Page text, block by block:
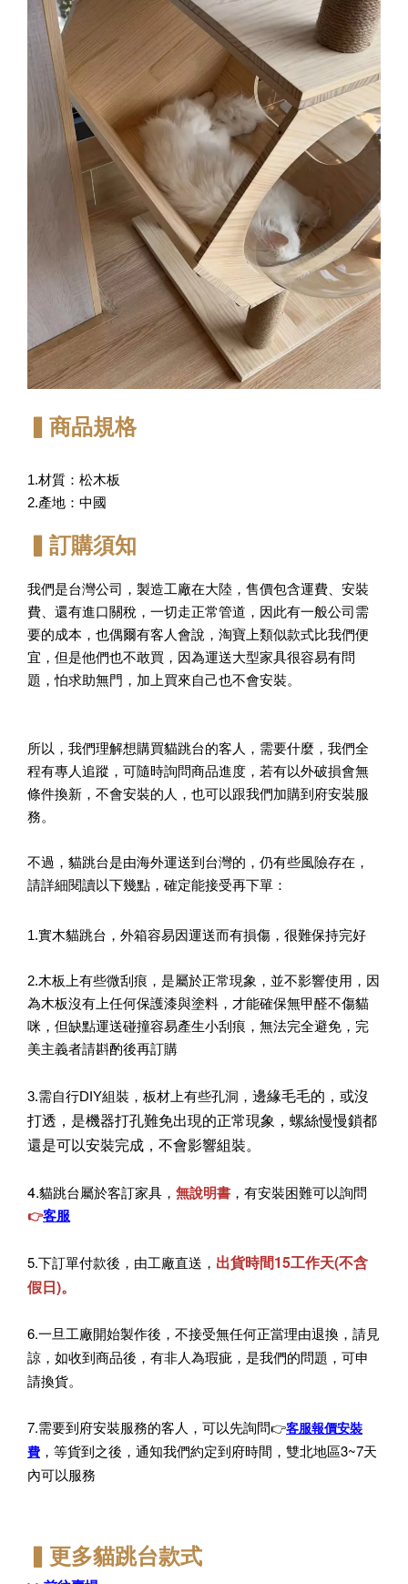
▍商品規格
1.材質：松木板
2.產地：中國
▍訂購須知
我們是台灣公司，製造工廠在大陸，售價包含運費、安裝
費、還有進口關稅，一切走正常管道，因此有一般公司需
要的成本，也偶爾有客人會說，淘寶上類似款式比我們便
宜，但是他們也不敢買，因為運送大型家具很容易有問
題，怕求助無門，加上買來自己也不會安裝。
所以，我們理解想購買貓跳台的客人，需要什麼，我們全
程有專人追蹤，可隨時詢問商品進度，若有以外破損會無
條件換新，不會安裝的人，也可以跟我們加購到府安裝服
務。
不過，貓跳台是由海外運送到台灣的，仍有些風險存在，
請詳細閱讀以下幾點，確定能接受再下單：
1.實木貓跳台，外箱容易因運送而有損傷，很難保持完好
2.木板上有些微刮痕，是屬於正常現象，並不影響使用，因
為木板沒有上任何保護漆與塗料，才能確保無甲醛不傷貓
咪，但缺點運送碰撞容易產生小刮痕，無法完全避免，完
美主義者請斟酌後再訂購
3.需自行DIY組裝，板材上有些孔洞， 邊緣毛毛的，或沒
打透，是機器打孔難免出現的正常現象，螺絲慢慢鎖都
還是可以安裝完成，不會影響組裝。
4.貓跳台屬於客訂家具， 無說明書 ，有安裝困難可以詢問
👉客服
5.下訂單付款後，由工廠直送， 出貨時間15工作天(不含
假日)。
6.一旦工廠開始製作後，不接受無任何正當理由退換，請見
諒，如收到商品後，有非人為瑕疵，是我們的問題，可申
請換貨。
7.需要到府安裝服務的客人，可以先詢問👉客服報價安裝
費 ，等貨到之後，通知我們約定到府時間，雙北地區3~7天
內可以服務
▍更多貓跳台款式